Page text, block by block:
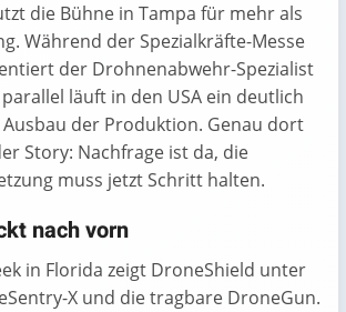
die Bühne in Tampa für mehr als
Während der Spezialkräfte-Messe
der Drohnenabwehr-Spezialist
läuft in den USA ein deutlich
der Produktion. Genau dort
Story: Nachfrage ist da, die
muss jetzt Schritt halten.
nach vorn
in Florida zeigt DroneShield unter
X und die tragbare DroneGun.